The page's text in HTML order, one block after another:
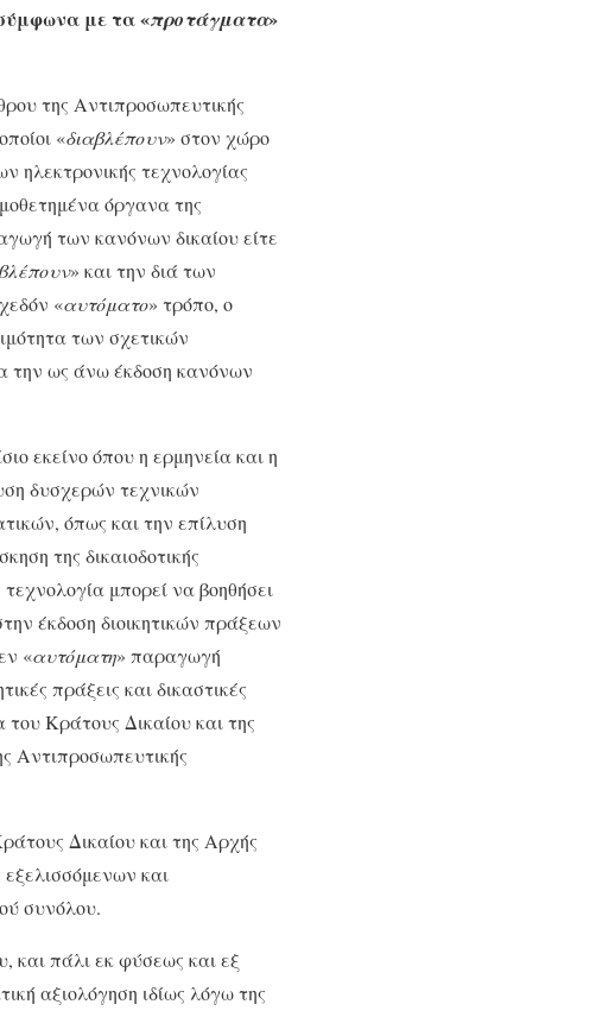
με τα «προτάγματα»
της Αντιπροσωπευτικής
«διαβλέπουν» στον χώρο
ηλεκτρονικής τεχνολογίας
όργανα της
των κανόνων δικαίου είτε
» και την διά των
«αυτόματο» τρόπο, ο
των σχετικών
την ως άνω έκδοση κανόνων
εκείνο όπου η ερμηνεία και η
δυσχερών τεχνικών
όπως και την επίλυση
της δικαιοδοτικής
μπορεί να βοηθήσει
έκδοση διοικητικών πράξεων
«αυτόματη» παραγωγή
πράξεις και δικαστικές
του Κράτους Δικαίου και της
Αντιπροσωπευτικής
Δικαίου και της Αρχής
και
συνόλου.
και πάλι εκ φύσεως και εξ
αξιολόγηση ιδίως λόγω της